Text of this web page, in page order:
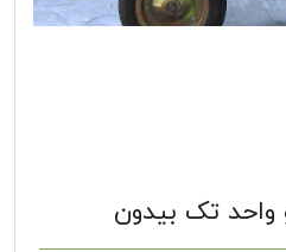
تک بیدون